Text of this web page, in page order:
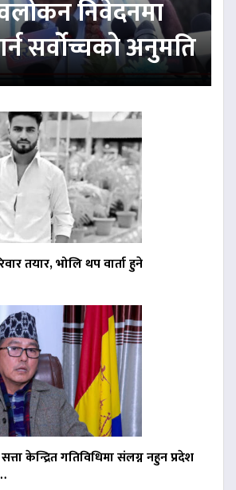
निवेदनमा
सर्वोच्चको अनुमति
तयार, भोलि थप वार्ता हुने
सत्ता केन्द्रित गतिविधिमा संलग्न नहुन प्रदेश